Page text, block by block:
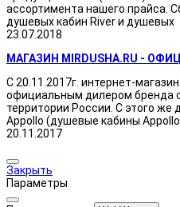
ассортимента нашего прайса.
душевых кабин River и душевых
23.07.2018
МАГАЗИН MIRDUSHA.RU -
С 20.11.2017г. интернет-
официальным дилером бренда
территории России. С этого
Appollo (душевые кабины
20.11.2017
Закрыть
Параметры